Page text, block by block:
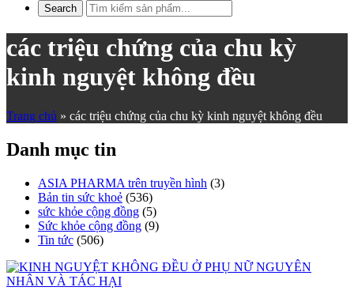
các triệu chứng của chu kỳ
kinh nguyệt không đều
Trang chủ » các triệu chứng của chu kỳ kinh nguyệt không đều
Danh mục tin
ASIA PHARMA trên truyền hình (3)
Bản tin sức khoẻ (536)
sức khỏe cộng đồng (5)
Sức khỏe cộng đồng (9)
Tin tức (506)